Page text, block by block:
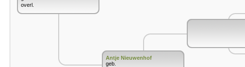
overl.
Antje Nieuwenhof
geb.